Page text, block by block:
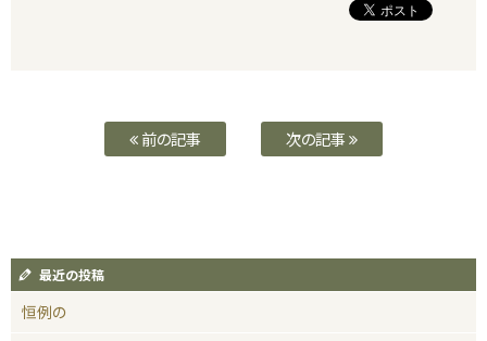
前の記事 次の記事
最近の投稿
恒例の